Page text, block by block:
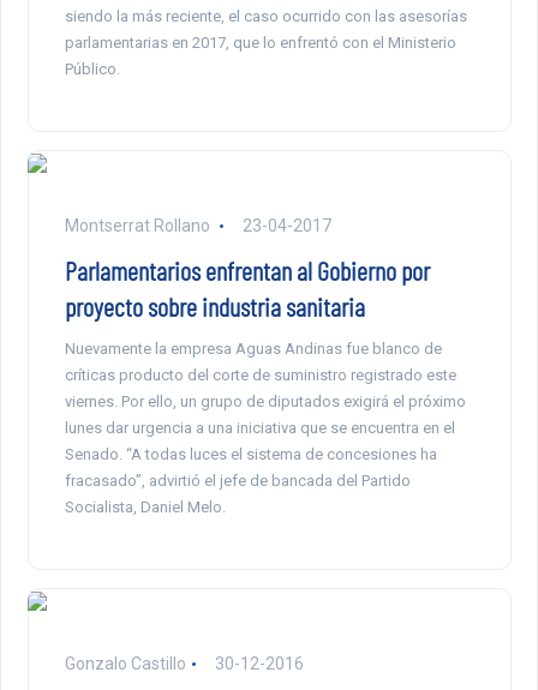
siendo la más reciente, el caso ocurrido con las asesorías
parlamentarias en 2017, que lo enfrentó con el Ministerio
Público.
Montserrat Rollano 23-04-2017
Parlamentarios enfrentan al Gobierno por
proyecto sobre industria sanitaria
Nuevamente la empresa Aguas Andinas fue blanco de
críticas producto del corte de suministro registrado este
viernes. Por ello, un grupo de diputados exigirá el próximo
lunes dar urgencia a una iniciativa que se encuentra en el
Senado. “A todas luces el sistema de concesiones ha
fracasado”, advirtió el jefe de bancada del Partido
Socialista, Daniel Melo.
Gonzalo Castillo 30-12-2016